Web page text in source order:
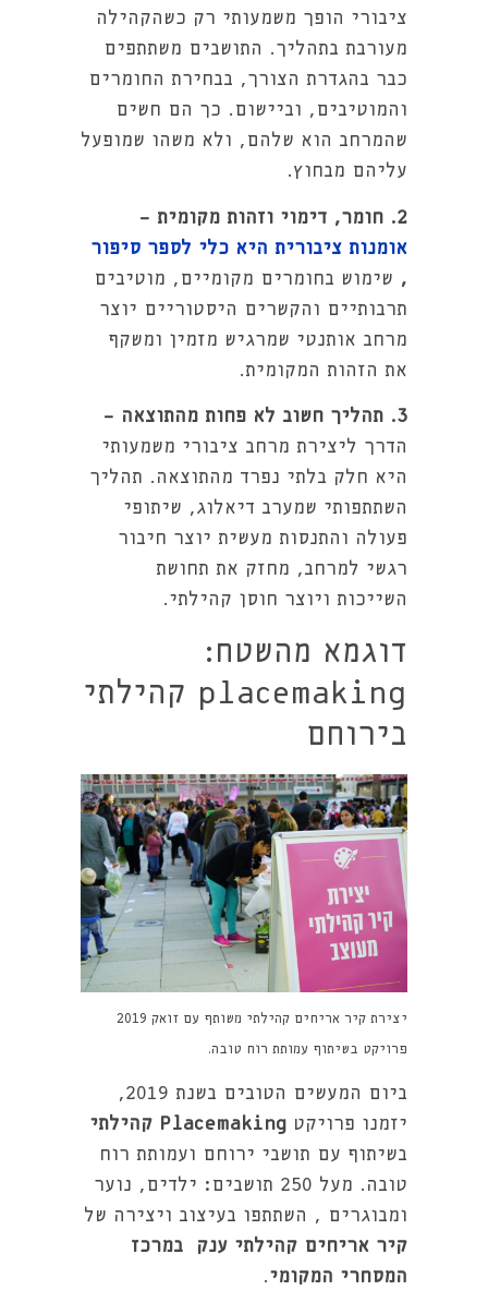
ציבורי הופך משמעותי רק כשהקהילה
מעורבת בתהליך. התושבים משתתפים
כבר בהגדרת הצורך, בבחירת החומרים
והמוטיבים, וביישום. כך הם חשים
שהמרחב הוא שלהם, ולא משהו שמופעל
עליהם מבחוץ.
2. חומר, דימוי וזהות מקומית -
אומנות ציבורית היא כלי לספר סיפור
, שימוש בחומרים מקומיים, מוטיבים
תרבותיים והקשרים היסטוריים יוצר
מרחב אותנטי שמרגיש מזמין ומשקף
את הזהות המקומית.
3. תהליך חשוב לא פחות מהתוצאה -
הדרך ליצירת מרחב ציבורי משמעותי
היא חלק בלתי נפרד מהתוצאה. תהליך
השתתפותי שמערב דיאלוג, שיתופי
פעולה והתנסות מעשית יוצר חיבור
רגשי למרחב, מחזק את תחושת
השייכות ויוצר חוסן קהילתי.
דוגמא מהשטח:
placemaking קהילתי
בירוחם
יצירת קיר אריחים קהילתי משותף עם זואק 2019
פרויקט בשיתוף עמותת רוח טובה.
ביום המעשים הטובים בשנת 2019,
יזמנו פרויקט Placemaking קהילתי
בשיתוף עם תושבי ירוחם ועמותת רוח
טובה. מעל 250 תושבים: ילדים, נוער
ומבוגרים , השתתפו בעיצוב ויצירה של
קיר אריחים קהילתי ענק במרכז
המסחרי המקומי.